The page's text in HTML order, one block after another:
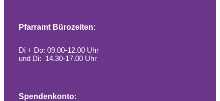
Pfarramt Bürozeiten:
Di + Do: 09.00-12.00 Uhr
und Di: 14.30-17.00 Uhr
Spendenkonto: